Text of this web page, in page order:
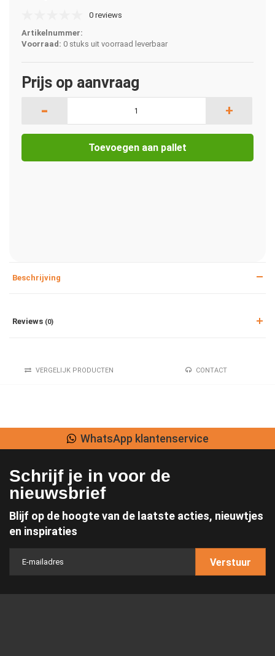
0 reviews
Artikelnummer:
Voorraad: 0 stuks uit voorraad leverbaar
Prijs op aanvraag
- +
Toevoegen aan pallet
Beschrijving
Reviews (0)
VERGELIJK PRODUCTEN CONTACT
WhatsApp klantenservice
Schrijf je in voor de
nieuwsbrief
Blijf op de hoogte van de laatste acties, nieuwtjes
en inspiraties
Verstuur